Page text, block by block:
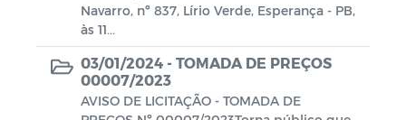
Navarro, nº 837, Lírio Verde, Esperança - PB,
às 11...
03/01/2024 - TOMADA DE PREÇOS
00007/2023
AVISO DE LICITAÇÃO - TOMADA DE